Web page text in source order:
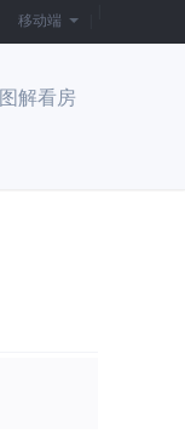
移动端
图解看房